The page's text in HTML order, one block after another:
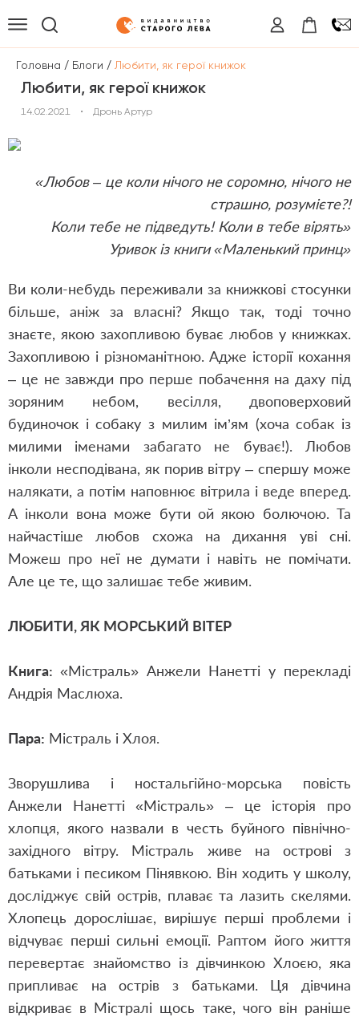
Головна / Блоги / Любити, як герої книжок
Любити, як герої книжок
14.02.2021 • Дронь Артур
«Любов– це коли нічого не соромно, нічого не
страшно, розумієте?!
Коли тебе не підведуть! Коли в тебе вірять»
Уривок із книги«Маленький принц»
Ви коли-небудь переживали за книжкові стосунки
більше, аніж за власні? Якщо так, тоді точно
знаєте, якою захопливою буває любов у книжках.
Захопливою і різноманітною. Адже історії кохання
– це не завжди про перше побачення на даху під
зоряним небом, весілля, двоповерховий
будиночок і собаку з милим ім’ям (хоча собак із
милими іменами забагато не буває!). Любов
інколи несподівана, як порив вітру– спершу може
налякати, а потім наповнює вітрила і веде вперед.
А інколи вона може бути ой якою болючою. Та
найчастіше любов схожа на дихання уві сні.
Можеш про неї не думати і навіть не помічати.
Але це те, що залишає тебе живим.
ЛЮБИТИ, ЯК МОРСЬКИЙ ВІТЕР
Книга: «Містраль» Анжели Нанетті у перекладі
Андрія Маслюха.
Пара: Містраль і Хлоя.
Зворушлива і ностальгійно-морська повість
Анжели Нанетті«Містраль» – це історія про
хлопця, якого назвали в честь буйного північно-
західного вітру. Містраль живе на острові з
батьками і песиком Пінявкою. Він ходить у школу,
досліджує свій острів, плаває та лазить скелями.
Хлопець дорослішає, вирішує перші проблеми і
відчуває перші сильні емоції. Раптом його життя
перевертає знайомство із дівчинкою Хлоєю, яка
припливає на острів з батьками. Ця дівчина
відкриває в Містралі щось таке, чого він раніше